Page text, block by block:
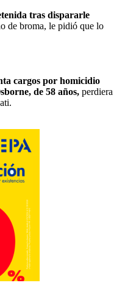
tras dispararle
de broma, le pidió que lo
cargos por homicidio
de 58 años, perdiera